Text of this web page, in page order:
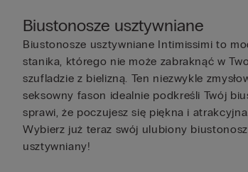
Biustonosze usztywniane
Biustonosze usztywniane Intimissimi to
stanika, którego nie może zabraknąć w
szufladzie z bielizną. Ten niezwykle
seksowny fason idealnie podkreśli Twój
sprawi, że poczujesz się piękna i atrakcyjna.
Wybierz już teraz swój ulubiony biustonosz
usztywniany!